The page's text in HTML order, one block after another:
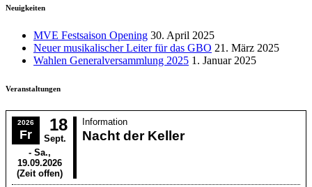
Neuigkeiten
MVE Festsaison Opening 30. April 2025
Neuer musikalischer Leiter für das GBO 21. März 2025
Wahlen Generalversammlung 2025 1. Januar 2025
Veranstaltungen